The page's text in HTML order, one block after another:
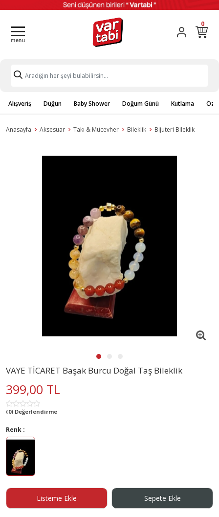
0
Alışveriş Düğün Baby Shower Doğum Günü Kutlama
Anasayfa Aksesuar Takı & Mücevher Bileklik Bijuteri Bileklik
VAYE TİCARET Başak Burcu Doğal Taş Bileklik
399,00 TL
(0) Değerlendirme
Renk :
Listeme Ekle Sepete Ekle